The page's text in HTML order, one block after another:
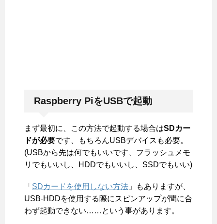
Raspberry PiをUSBで起動
まず最初に、この方法で起動する場合はSDカー
ドが必要です、もちろんUSBデバイスも必要。
(USBから先は何でもいいです、フラッシュメモ
リでもいいし、HDDでもいいし、SSDでもいい)
「 SDカードを使用しない方法 」もありますが、
USB-HDDを使用する際にスピンアップが間に合
わず起動できない……という事があります。